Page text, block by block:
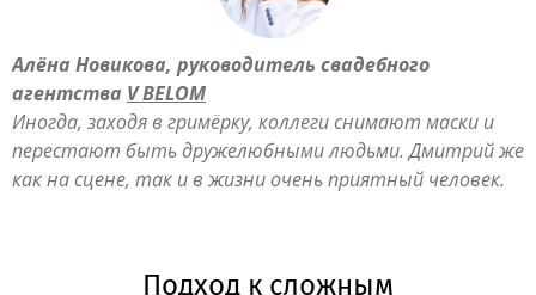
Алёна Новикова, руководитель свадебного
агентства V BELOM
Иногда, заходя в гримёрку, коллеги снимают маски и
перестают быть дружелюбными людьми. Дмитрий же
как на сцене, так и в жизни очень приятный человек.
Подход к сложным